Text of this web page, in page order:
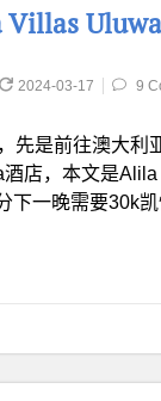
2024-03-17 9
先是前往澳大利
店，本文是
下一晚需要30k